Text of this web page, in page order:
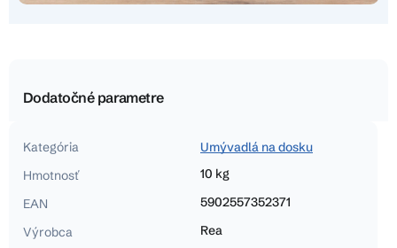
Dodatočné parametre
Kategória
Umývadlá na dosku
Hmotnosť
10 kg
EAN
5902557352371
Výrobca
Rea